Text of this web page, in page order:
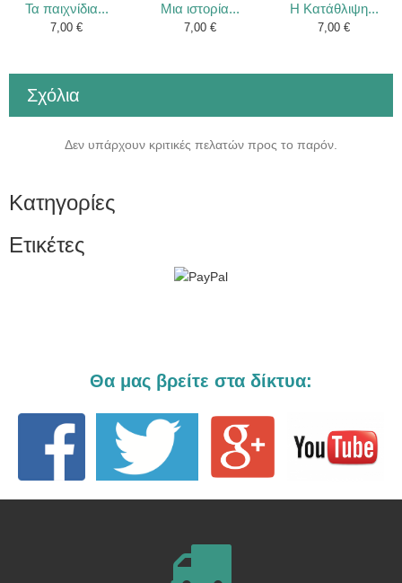
Τα παιχνίδια...
7,00 €
Μια ιστορία...
7,00 €
Η Κατάθλιψη...
7,00 €
Σχόλια
Δεν υπάρχουν κριτικές πελατών προς το παρόν.
Κατηγορίες
Ετικέτες
Θα μας βρείτε στα δίκτυα: